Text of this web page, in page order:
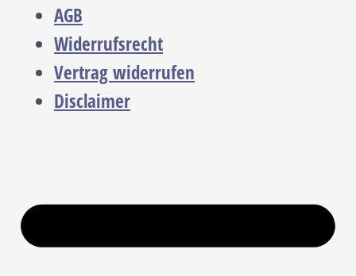
AGB
Widerrufsrecht
Vertrag widerrufen
Disclaimer